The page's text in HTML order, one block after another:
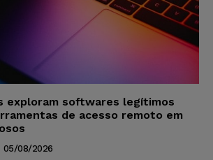
exploram softwares legítimos
de acesso remoto em
05/08/2026